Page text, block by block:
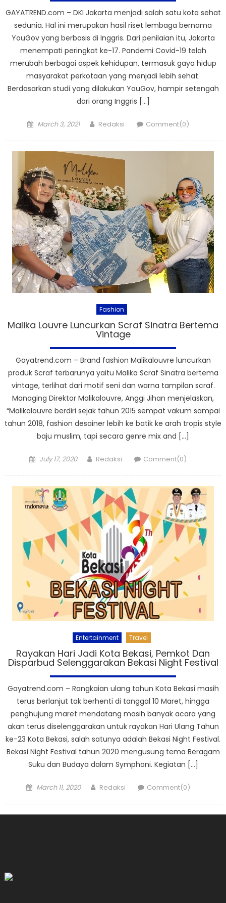
GAYATREND.com – DKI Jakarta menjadi salah satu kota sehat
sedunia. Hal ini merupakan hasil riset lembaga bernama
YouGov yang berbasis di Inggris. Dari penilaian itu, Jakarta
menempati peringkat ke-17. Pandemi Covid-19 telah
merubah berbagai aspek kehidupan, termasuk gaya hidup
masyarakat perkotaan yang menjadi lebih sehat.
Berdasarkan studi yang dilakukan YouGov, hampir setengah
dari orang Inggris […]
Posted
March 3, 2021 Author
Redaksi Comment(0)
Fashion
Malika Louvre Luncurkan Scraf Sinatra Bertema
Vintage
Gayatrend.com – Brand fashion Malikalouvre luncurkan
produk Scraf terbarunya yaitu Malika Scraf Sinatra bertema
vintage, terlihat dari motif seni dan warna tampilan scraf.
Managing Direktor Malikalouvre, Anggi Jihan menjelaskan,
“Malikalouvre berdiri sejak tahun 2015 sempat vakum sampai
tahun 2018, fashion desainer lebih ke batik ke arah tropis style
baju muslim, tapi secara genre mix and […]
Posted
July 17, 2020 Author
Redaksi Comment(0)
Entertainment Travel
Rayakan Hari Jadi Kota Bekasi, Pemkot Dan
Disparbud Selenggarakan Bekasi Night Festival
Gayatrend.com – Rangkaian ulang tahun Kota Bekasi masih
terus berlanjut tak berhenti di tanggal 10 Maret, hingga
penghujung maret mendatang masih banyak acara yang
akan terus diselenggarakan untuk rayakan Hari Ulang Tahun
ke-23 Kota Bekasi, salah satunya adalah Bekasi Night Festival.
Bekasi Night Festival tahun 2020 mengusung tema Beragam
Suku dan Budaya dalam Symphoni. Kegiatan […]
Posted
March 11, 2020 Author
Redaksi Comment(0)